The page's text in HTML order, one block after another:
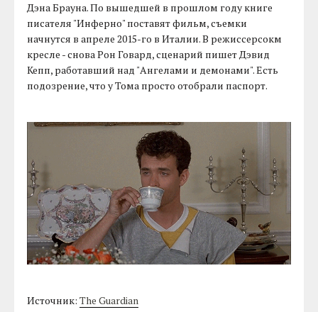
Дэна Брауна. По вышедшей в прошлом году книге
писателя "Инферно" поставят фильм, съемки
начнутся в апреле 2015-го в Италии. В режиссерсокм
кресле - снова Рон Говард, сценарий пишет Дэвид
Кепп, работавший над "Ангелами и демонами". Есть
подозрение, что у Тома просто отобрали паспорт.
Источник:The Guardian